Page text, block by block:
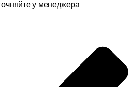
у менеджера